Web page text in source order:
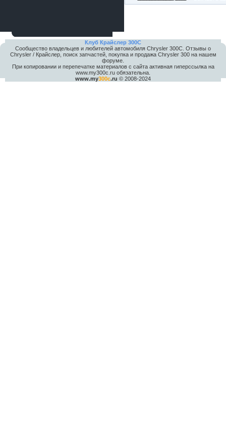
Клуб Крайслер 300C
Сообщество владельцев и любителей автомобиля Chrysler 300С. Отзывы о
Chrysler / Крайслер, поиск запчастей, покупка и продажа Chrysler 300 на нашем
форуме.
При копировании и перепечатке материалов с сайта активная гиперссылка на
www.my300c.ru обязательна.
www.my300c.ru © 2008-2024